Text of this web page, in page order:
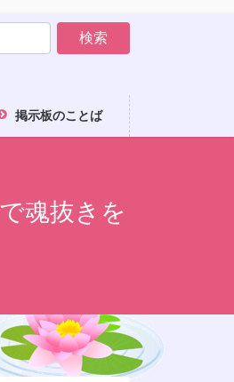
掲示板のことば
魂抜きを